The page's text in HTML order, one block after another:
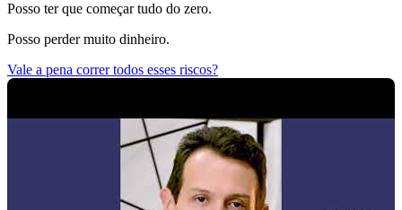
Posso ter que começar tudo do zero.
Posso perder muito dinheiro.
Vale a pena correr todos esses riscos?